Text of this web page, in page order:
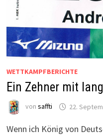
WETTKAMPFBERICHTE
Ein Zehner mit
von saffti 22.
Wenn ich König von